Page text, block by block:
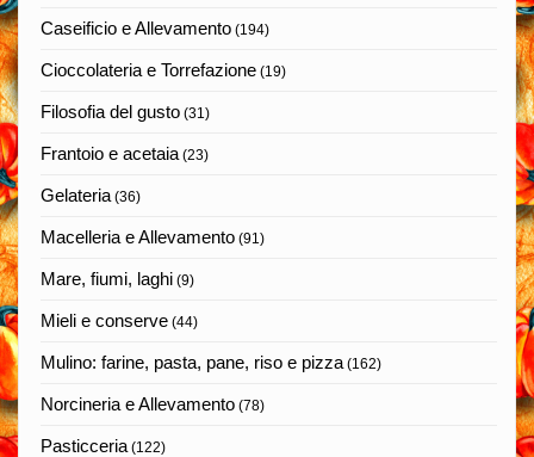
Caseificio e Allevamento (194)
Cioccolateria e Torrefazione (19)
Filosofia del gusto (31)
Frantoio e acetaia (23)
Gelateria (36)
Macelleria e Allevamento (91)
Mare, fiumi, laghi (9)
Mieli e conserve (44)
Mulino: farine, pasta, pane, riso e pizza (162)
Norcineria e Allevamento (78)
Pasticceria (122)